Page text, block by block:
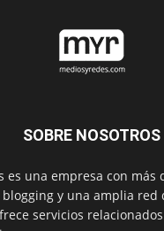
SOBRE NOSOTROS
es una empresa con más
y una amplia red
servicios